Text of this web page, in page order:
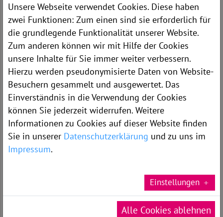
Sr. Christina Harthausen
Pflegedirektorin
Telefon: 06623-86 2045
c.harthausen[at]kkh-rotenburg.de
Unsere Webseite verwendet Cookies. Diese haben
zwei Funktionen: Zum einen sind sie erforderlich für
die grundlegende Funktionalität unserer Website.
Zum anderen können wir mit Hilfe der Cookies
unsere Inhalte für Sie immer weiter verbessern.
Hierzu werden pseudonymisierte Daten von Website-
Besuchern gesammelt und ausgewertet. Das
Einverständnis in die Verwendung der Cookies
können Sie jederzeit widerrufen. Weitere
Informationen zu Cookies auf dieser Website finden
Sie in unserer Datenschutzerklärung und zu uns im
Impressum.
Einstellungen
Alle Cookies ablehnen